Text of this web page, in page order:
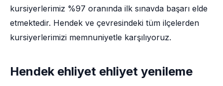
kursiyerlerimiz %97 oranında ilk sınavda başarı elde
etmektedir. Hendek ve çevresindeki tüm ilçelerden
kursiyerlerimizi memnuniyetle karşılıyoruz.
Hendek ehliyet ehliyet yenileme